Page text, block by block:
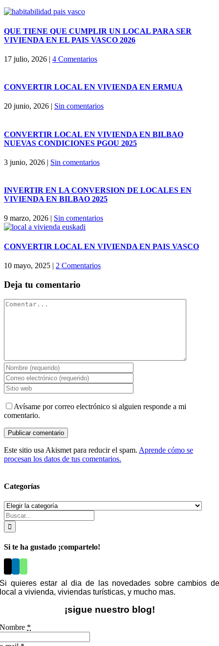
QUE TIENE QUE CUMPLIR UN LOCAL PARA SER
VIVIENDA EN EL PAIS VASCO 2026
17 julio, 2026 | 4 Comentarios
CONVERTIR LOCAL EN VIVIENDA EN ERMUA
20 junio, 2026 | Sin comentarios
CONVERTIR LOCAL EN VIVIENDA EN BILBAO
NUEVAS CONDICIONES PGOU 2025
3 junio, 2026 | Sin comentarios
INVERTIR EN LA CONVERSION DE LOCALES EN
VIVIENDA EN BILBAO 2025
9 marzo, 2026 Sin comentarios
CONVERTIR LOCAL EN VIVIENDA EN PAIS VASCO
10 mayo, 2025 | 2 Comentarios
Deja tu comentario
Comentar
Avísame por correo electrónico si alguien responde a mi
comentario.
Este sitio usa Akismet para reducir el spam. Aprende cómo se
procesan los datos de tus comentarios.
Categorías
Categorías
Buscar:
Si te ha gustado ¡compartelo!
Si quieres estar al dia de las novedades sobre cambios de
local a vivienda, viviendas turísticas, y mucho mas.
¡sigue nuestro blog!
Nombre *